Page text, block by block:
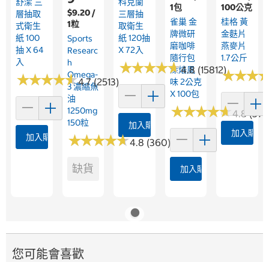
層抽取
式衛生
紙 100
抽 X 64
入
★★★★★
★★★★★4.7 (2513)
加入購物車
$9.20 /
1粒
Sports
Researc
H
Omega-
3 濃縮魚
油
1250mg
150粒
★★★★★
★★★★★4.8 (360)
缺貨
三層抽
取衛生
紙 120抽
X 72入
★★★★★
★★★★★4.8 (15812)
加入購物車
1包
雀巢 金
牌微研
磨咖啡
隨行包
深焙風
味 2公克
X 100包
★★★★★
★★★★★4.8
加入購物車
100公克
桂格 黃
金麩片
燕麥片
1.7公斤
★★★
★★★
加入購物
您可能會喜歡